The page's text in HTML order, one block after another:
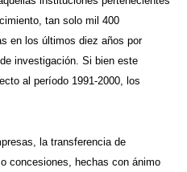
tan solo mil 400
en los últimos diez años por
investigación. Si bien este
al período 1991-2000, los
la transferencia de
concesiones, hechas con ánimo